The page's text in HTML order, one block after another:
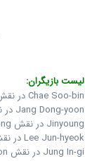
لیست بازیگران:
Chae Soo-bin در نقش Yoon Hae-rim
Jang Dong-yoon در نقش Uhm Gi-seok
Jinyoung در نقش Oh Dong-kyeong
Lee Jun-hyeok در نقش Lee Joon-hyeok
Jung In-gi در نقش Yoon Gi-hyeon